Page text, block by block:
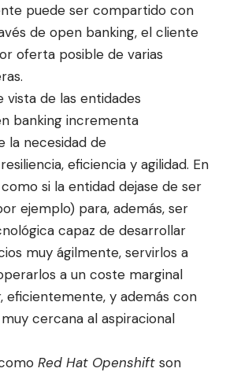
puede ser compartido con
de open banking, el cliente
oferta posible de varias
vista de las entidades
banking incrementa
la necesidad de
eficiencia y agilidad. En
si la entidad dejase de ser
ejemplo) para, además, ser
capaz de desarrollar
muy ágilmente, servirlos a
a un coste marginal
eficientemente, y además con
cercana al aspiracional
Red Hat Openshift son